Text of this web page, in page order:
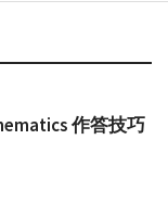
作答技巧